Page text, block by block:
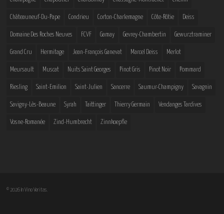
Châteauneuf-Du-Pape Condrieu Corton-Charlemagne Côte-Rôtie Deiss
Domaine Des Roches Neuves FCVF Gamay Gevrey-Chambertin Gewurztraminer
Grand Cru Hermitage Jean-François Ganevat Marcel Deiss Merlot
Meursault Muscat Nuits Saint Georges Pinot Gris Pinot Noir Pommard
Riesling Saint-Emilion Saint-Julien Sancerre Saumur-Champigny Savagnin
Savigny-Lès-Beaune Syrah Taittinger Thierry Germain Vendanges Tardives
Vosne-Romanée Zind-Humbrecht Zinnkoepfle
© 2026 In Vino Veritas.